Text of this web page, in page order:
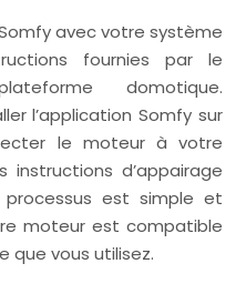
avec votre système
fournies par le
domotique.
l’application Somfy sur
le moteur à votre
d’appairage
processus est simple et
moteur est compatible
que vous utilisez.